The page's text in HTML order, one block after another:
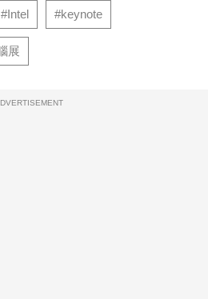
#Intel #keynote
展